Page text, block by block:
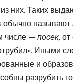
них. Таких
обычно называют
числе — посек,от
Иными
и
разрубить